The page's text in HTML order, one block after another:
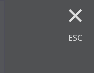
×
ESC